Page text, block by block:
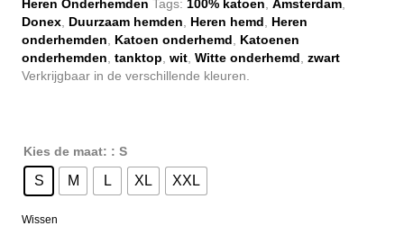
was:
€ 24,95.
is:
€ 19,95.
Heren Onderhemden Tags: 100% katoen, Amsterdam,
Donex, Duurzaam hemden, Heren hemd, Heren
onderhemden, Katoen onderhemd, Katoenen
onderhemden, tanktop, wit, Witte onderhemd, zwart
Verkrijgbaar in de verschillende kleuren.
Kies de maat: : S
S M L XL XXL
Wissen